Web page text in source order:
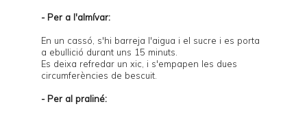
- Per a l'almívar:
En un cassó, s'hi barreja l'aigua i el sucre i es porta
a ebullició durant uns 15 minuts.
Es deixa refredar un xic, i s'empapen les dues
circumferències de bescuit.
- Per al praliné: